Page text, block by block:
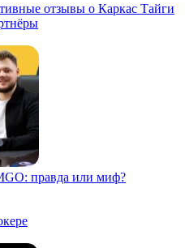
отзывы о Каркас Тайги
правда или миф?